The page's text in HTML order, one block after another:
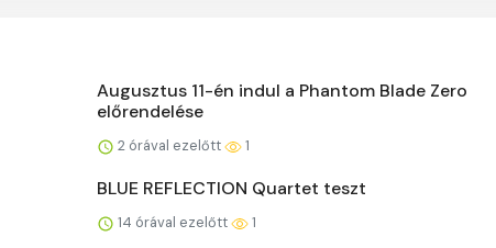
Augusztus 11-én indul a Phantom Blade Zero
előrendelése
2 órával ezelőtt 1
BLUE REFLECTION Quartet teszt
14 órával ezelőtt 1